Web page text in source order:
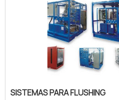
comparando a relação de
multiplicando a
suprimento.É
ALGUMAS INFORMAÇÕES .
SISTEMAS PARA FLUSHING